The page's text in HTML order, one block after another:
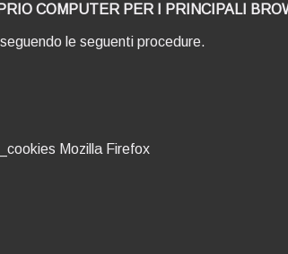
COMPUTER PER I PRINCIPALI
le seguenti procedure.
Mozilla Firefox